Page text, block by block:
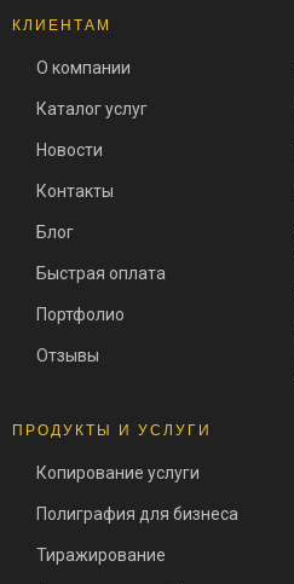
КЛИЕНТАМ
О компании
Каталог услуг
Новости
Контакты
Блог
Быстрая оплата
Портфолио
Отзывы
ПРОДУКТЫ И УСЛУГИ
Копирование услуги
Полиграфия для бизнеса
Тиражирование